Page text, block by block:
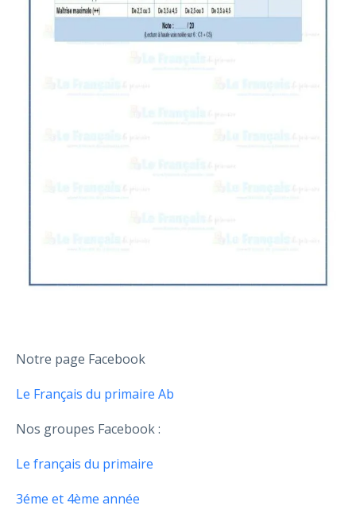
Notre page Facebook
Le Français du primaire Ab
Nos groupes Facebook :
Le français du primaire
3éme et 4ème année